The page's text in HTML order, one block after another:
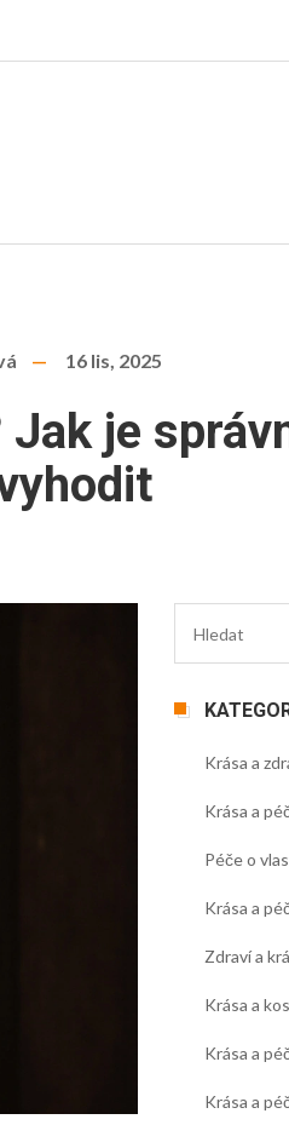
16 lis, 2025
je
Krása a
Krása a
Péče o
Krása a
Zdraví a
Krása a
Krása a
Krása a